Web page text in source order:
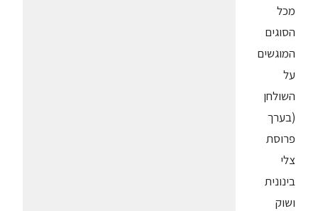
מכל
הסוגים
המוגשים
על
השולחן
(בערך
פרוסת
צלי
בינונית
ושוק